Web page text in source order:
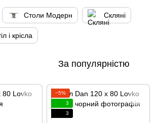
Столи Модерн Скляні
і крісла
За популярністю
−5%
3
3